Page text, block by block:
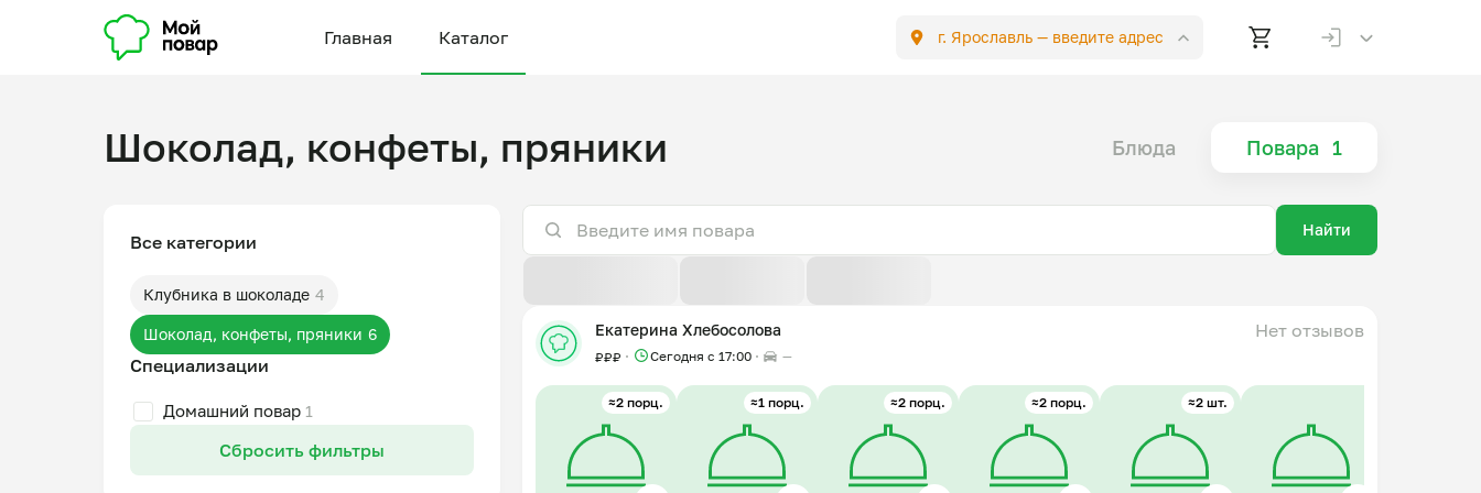
Главная Каталог г. Ярославль — введите адрес
Шоколад, конфеты, пряники Блюда Повара 1
Все категории
Клубника в шоколаде 4
Шоколад, конфеты, пряники 6
Специализации
Домашний повар 1
Сбросить фильтры
Найти
Екатерина Хлебосолова Нет отзывов
₽₽₽ Сегодня с 17:00 —
≈2 порц. ≈1 порц. ≈2 порц. ≈2 порц. ≈2 шт.